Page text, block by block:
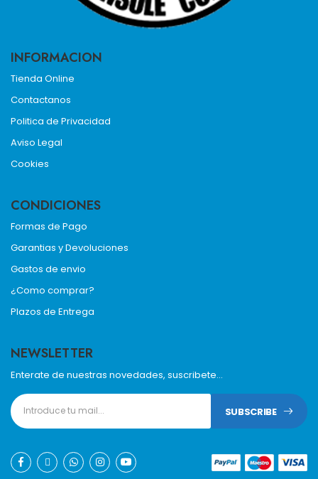
INFORMACION
Tienda Online
Contactanos
Politica de Privacidad
Aviso Legal
Cookies
CONDICIONES
Formas de Pago
Garantias y Devoluciones
Gastos de envio
¿Como comprar?
Plazos de Entrega
NEWSLETTER
Enterate de nuestras novedades, suscribete...
SUBSCRIBE